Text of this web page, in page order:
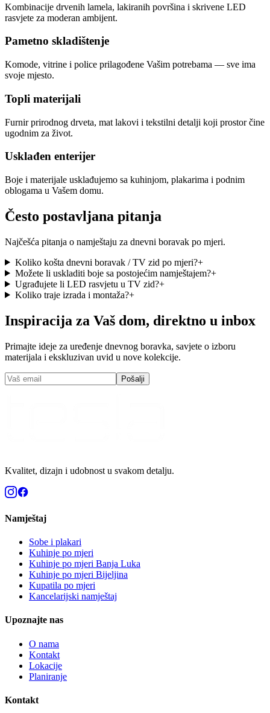
Kombinacije drvenih lamela, lakiranih površina i skrivene LED
rasvjete za moderan ambijent.
Pametno skladištenje
Komode, vitrine i police prilagođene Vašim potrebama — sve ima
svoje mjesto.
Topli materijali
Furnir prirodnog drveta, mat lakovi i tekstilni detalji koji prostor čine
ugodnim za život.
Usklađen enterijer
Boje i materijale usklađujemo sa kuhinjom, plakarima i podnim
oblogama u Vašem domu.
Često postavljana pitanja
Najčešća pitanja o namještaju za dnevni boravak po mjeri.
Koliko košta dnevni boravak / TV zid po mjeri?+
Možete li uskladiti boje sa postojećim namještajem?+
Ugrađujete li LED rasvjetu u TV zid?+
Koliko traje izrada i montaža?+
Inspiracija za Vaš dom, direktno u inbox
Primajte ideje za uređenje dnevnog boravka, savjete o izboru
materijala i ekskluzivan uvid u nove kolekcije.
Pošalji
Kvalitet, dizajn i udobnost u svakom detalju.
Namještaj
Sobe i plakari
Kuhinje po mjeri
Kuhinje po mjeri Banja Luka
Kuhinje po mjeri Bijeljina
Kupatila po mjeri
Kancelarijski namještaj
Upoznajte nas
O nama
Kontakt
Lokacije
Planiranje
Kontakt